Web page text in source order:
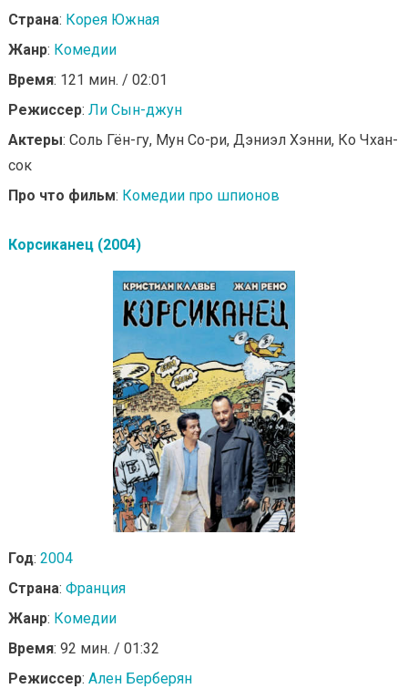
Страна: Корея Южная
Жанр: Комедии
Время: 121 мин. / 02:01
Режиссер: Ли Сын-джун
Актеры: Соль Гён-гу, Мун Со-ри, Дэниэл Хэнни, Ко Чхан-
сок
Про что фильм: Комедии про шпионов
Корсиканец (2004)
Год: 2004
Страна: Франция
Жанр: Комедии
Время: 92 мин. / 01:32
Режиссер: Ален Берберян